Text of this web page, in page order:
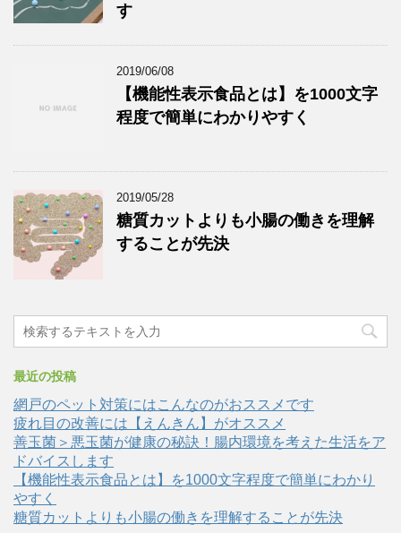
す
2019/06/08
【機能性表示食品とは】を1000文字
程度で簡単にわかりやすく
2019/05/28
糖質カットよりも小腸の働きを理解
することが先決
最近の投稿
網戸のペット対策にはこんなのがおススメです
疲れ目の改善には【えんきん】がオススメ
善玉菌＞悪玉菌が健康の秘訣！腸内環境を考えた生活をア
ドバイスします
【機能性表示食品とは】を1000文字程度で簡単にわかり
やすく
糖質カットよりも小腸の働きを理解することが先決